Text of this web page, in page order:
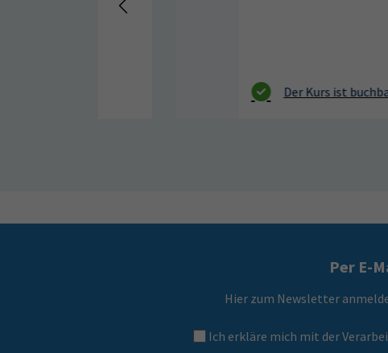
Per E-
Hier zum Newsletter
Ich erkläre mich mit der